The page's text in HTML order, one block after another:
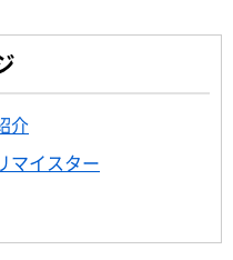
介
マイスター